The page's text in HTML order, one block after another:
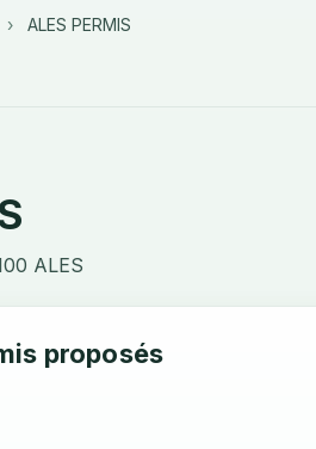
› ALES PERMIS
ALES
proposés